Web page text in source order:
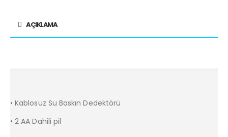
AÇIKLAMA
• Kablosuz Su Baskın Dedektörü
• 2 AA Dahili pil